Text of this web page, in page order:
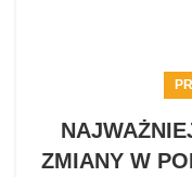
ZMIANY W